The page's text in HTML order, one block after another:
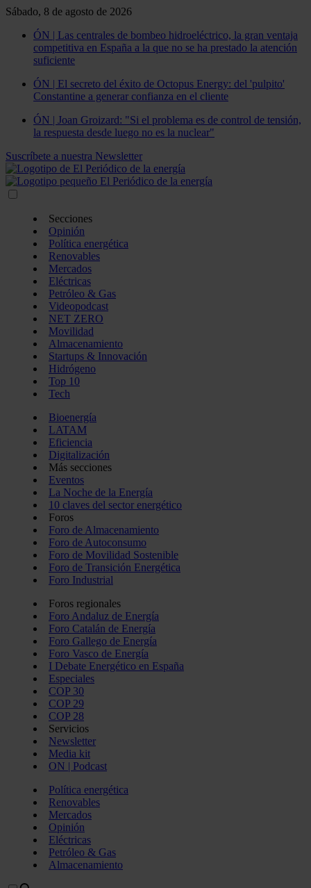
Sábado, 8 de agosto de 2026
ÓN | Las centrales de bombeo hidroeléctrico, la gran ventaja
competitiva en España a la que no se ha prestado la atención
suficiente
ÓN | El secreto del éxito de Octopus Energy: del 'pulpito'
Constantine a generar confianza en el cliente
ÓN | Joan Groizard: "Si el problema es de control de tensión,
la respuesta desde luego no es la nuclear"
Suscríbete a nuestra Newsletter
Secciones
Opinión
Política energética
Renovables
Mercados
Eléctricas
Petróleo & Gas
Videopodcast
NET ZERO
Movilidad
Almacenamiento
Startups & Innovación
Hidrógeno
Top 10
Tech
Bioenergía
LATAM
Eficiencia
Digitalización
Más secciones
Eventos
La Noche de la Energía
10 claves del sector energético
Foros
Foro de Almacenamiento
Foro de Autoconsumo
Foro de Movilidad Sostenible
Foro de Transición Energética
Foro Industrial
Foros regionales
Foro Andaluz de Energía
Foro Catalán de Energía
Foro Gallego de Energía
Foro Vasco de Energía
I Debate Energético en España
Especiales
COP 30
COP 29
COP 28
Servicios
Newsletter
Media kit
ON | Podcast
Política energética
Renovables
Mercados
Opinión
Eléctricas
Petróleo & Gas
Almacenamiento